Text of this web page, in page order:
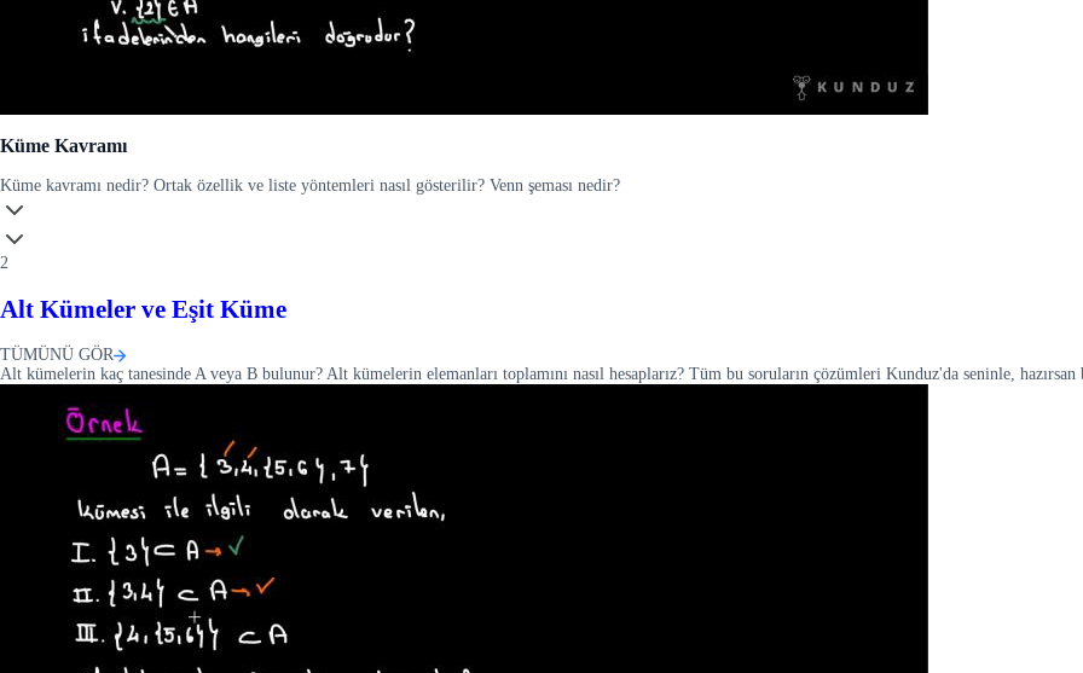
Küme Kavramı
Küme kavramı nedir? Ortak özellik ve liste yöntemleri nasıl gösterilir? Venn şeması nedir?
2
Alt Kümeler ve Eşit Küme
TÜMÜNÜ GÖR
Alt kümelerin kaç tanesinde A veya B bulunur? Alt kümelerin elemanları toplamını nasıl hesaplarız? Tüm bu soruların çözümleri Kunduz'da seninle, hazırsan